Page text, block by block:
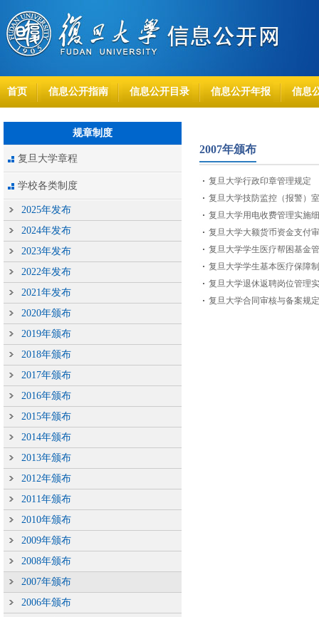
首页 信息公开指南 信息公开目录 信息公开年报 信息
规章制度
复旦大学章程
学校各类制度
2025年发布
2024年发布
2023年发布
2022年发布
2021年发布
2020年颁布
2019年颁布
2018年颁布
2017年颁布
2016年颁布
2015年颁布
2014年颁布
2013年颁布
2012年颁布
2011年颁布
2010年颁布
2009年颁布
2008年颁布
2007年颁布
2006年颁布
2007年颁布
复旦大学行政印章管理规定
复旦大学技防监控（报警）
复旦大学用电收费管理实施
复旦大学大额货币资金支付
复旦大学学生医疗帮困基金
复旦大学学生基本医疗保障
复旦大学退休返聘岗位管理
复旦大学合同审核与备案规定